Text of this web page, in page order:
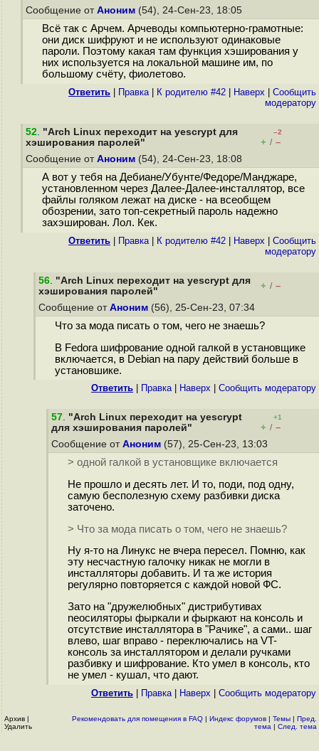
Сообщение от Аноним (54), 24-Сен-23, 18:05
Всё так с Арчем. Арчеводы компьютерно-грамотные:
они диск шифруют и не используют одинаковые
пароли. Поэтому какая там функция хэширования у
них используется на локальной машине им, по
большому счёту, фиолетово.
Ответить Правка| К родителю #42 Наверх
Cообщить
модератору
52. "Arch Linux переходит на yescrypt для
хэширования паролей"
–2
+ / –
Сообщение от Аноним (54), 24-Сен-23, 18:08
А вот у тебя на Дебиане/Убунте/Федоре/Манджаре,
установленном через Далее-Далее-инсталлятор, все
файлы голяком лежат на диске - на всеобщем
обозрении, зато топ-секретный пароль надежно
захэширован. Лол. Кек.
Ответить Правка| К родителю #42 Наверх
Cообщить
модератору
56. "Arch Linux переходит на yescrypt для
хэширования паролей"
+ / –
Сообщение от Аноним (56), 25-Сен-23, 07:34
Что за мода писать о том, чего не знаешь?
В Fedora шифрование одной галкой в установщике
включается, в Debian на пару действий больше в
установшике.
Ответить Правка| Наверх Cообщить модератору
57. "Arch Linux переходит на yescrypt
для хэширования паролей"
+1
+ / –
Сообщение от Аноним (57), 25-Сен-23, 13:03
> одной галкой в установщике включается
Не прошло и десять лет. И то, поди, под одну,
самую бесполезную схему разбивки диска
заточено.
> Что за мода писать о том, чего не знаешь?
Ну я-то на Линукс не вчера пересел. Помню, как
эту несчастную галочку никак не могли в
инсталляторы добавить. И та же история
регулярно повторяется с каждой новой ФС.
Зато на "дружелюбных" дистрибутивах
neoсиляторы фыркали и фыркают на консоль и
отсутствие инсталлятора в "Рачике", а сами.. шаг
влево, шаг вправо - переключались на VT-
консоль за инсталлятором и делали ручками
разбивку и шифрование. Кто умел в консоль, кто
не умел - кушал, что дают.
Ответить Правка| Наверх Cообщить модератору
Архив |
Удалить
Рекомендовать для помещения в FAQ | Индекс форумов | Темы | Пред.
тема | След. тема